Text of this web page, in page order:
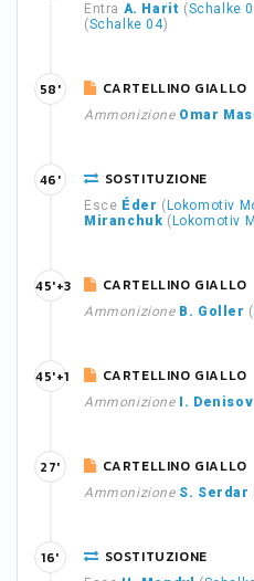
Entra A. Harit (Schalke
(Schalke 04)
CARTELLINO GIALLO
Ammonizione Omar
58'
SOSTITUZIONE
Esce Éder ( Lokomotiv
Miranchuk ( Lokomotiv
46'
CARTELLINO GIALLO
Ammonizione B. Goller (
45'+3
CARTELLINO GIALLO
Ammonizione I. Denisov
45'+1
CARTELLINO GIALLO
Ammonizione S. Serdar
27'
SOSTITUZIONE
16'